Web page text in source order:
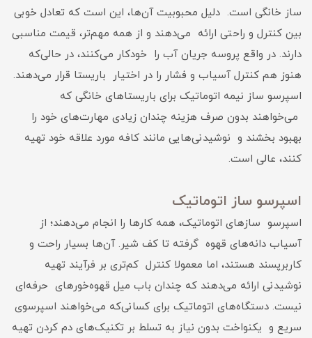
ساز خانگی است. دلیل محبوبیت آن‌ها، این است که تعادل خوبی
بین کنترل و راحتی ارائه می‌دهند و از همه مهم‌تر، قیمت مناسبی
دارند. در واقع پروسه جریان آب را خودکار می‌کنند، در حالی‌که
هنوز هم کنترل آسیاب و فشار را در اختیار باریستا قرار می‌دهند.
اسپرسو ساز نیمه اتوماتیک برای باریستاهای خانگی که
می‌خواهند بدون صرف هزینه چندان زیادی مهارت‌های خود را
بهبود بخشند و نوشیدنی‌هایی مانند کافه مورد علاقه خود تهیه
کنند، عالی است.
اسپرسو ساز اتوماتیک
اسپرسو سازهای اتوماتیک، همه کارها را انجام می‌دهند؛ از
آسیاب دانه‌های قهوه گرفته تا کف شیر. آن‌ها بسیار راحت و
کاربرپسند هستند، اما معمولا کنترل کم‌تری بر فرآیند تهیه
نوشیدنی ارائه می‌دهند که چندان باب میل قهوه‌خورهای حرفه‌ای
نیست. دستگاه‌های اتوماتیک برای کسانی‌که می‌خواهند اسپرسوی
سریع و یکنواخت بدون نیاز به تسلط بر تکنیک‌های دم کردن تهیه